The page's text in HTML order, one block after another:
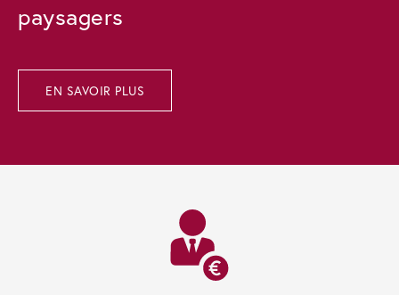
paysagers
EN SAVOIR PLUS